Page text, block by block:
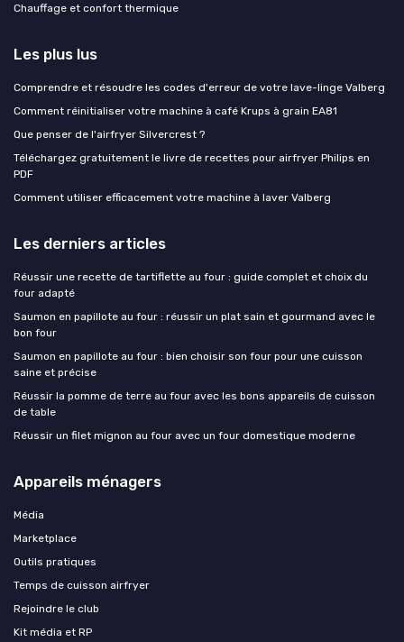
Chauffage et confort thermique
Les plus lus
Comprendre et résoudre les codes d'erreur de votre lave-linge Valberg
Comment réinitialiser votre machine à café Krups à grain EA81
Que penser de l'airfryer Silvercrest ?
Téléchargez gratuitement le livre de recettes pour airfryer Philips en
PDF
Comment utiliser efficacement votre machine à laver Valberg
Les derniers articles
Réussir une recette de tartiflette au four : guide complet et choix du
four adapté
Saumon en papillote au four : réussir un plat sain et gourmand avec le
bon four
Saumon en papillote au four : bien choisir son four pour une cuisson
saine et précise
Réussir la pomme de terre au four avec les bons appareils de cuisson
de table
Réussir un filet mignon au four avec un four domestique moderne
Appareils ménagers
Média
Marketplace
Outils pratiques
Temps de cuisson airfryer
Rejoindre le club
Kit média et RP